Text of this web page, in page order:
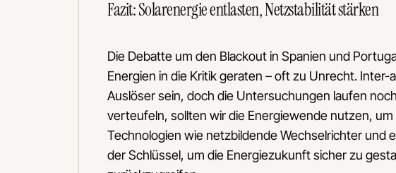
Fazit: Solarenergie entlasten, Netzstabilität stärken
Die Debatte um den Blackout in Spanien und
Energien in die Kritik geraten – oft zu Unrecht.
Auslöser sein, doch die Untersuchungen laufen
verteufeln, sollten wir die Energiewende nutzen,
Technologien wie netzbildende Wechselrichter und
der Schlüssel, um die Energiezukunft sicher zu